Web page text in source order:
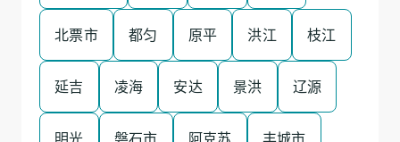
北票市 都匀 原平 洪江 枝江
延吉 凌海 安达 景洪 辽源
明光 磐石市 阿克苏 丰城市